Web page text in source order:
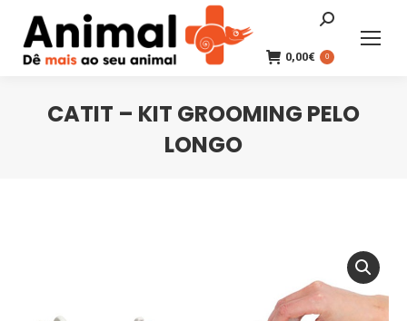
Search:
0,00€ 0
CATIT – KIT GROOMING PELO
LONGO